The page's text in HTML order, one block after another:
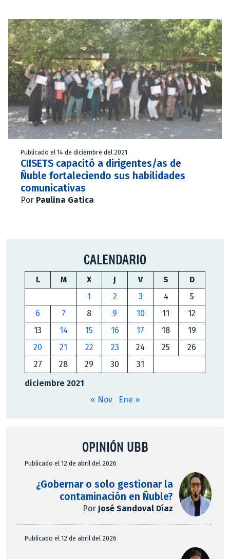
Publicado el 14 de diciembre del 2021
CIISETS capacitó a dirigentes/as de
Ñuble fortaleciendo sus habilidades
comunicativas
Por Paulina Gatica
CALENDARIO
diciembre 2021
L M X J V S
D
1
2 3 4
5
6
7 8 9 10 11
12
13
14 15 16 17 18
19
20
21 22 23 24 25
26
27
28 29 30 31
« Nov Ene »
OPINIÓN UBB
Publicado el 12 de abril del 2026
¿Gobernar o solo gestionar la
contaminación en Ñuble?
Por José Sandoval Díaz
Publicado el 12 de abril del 2026